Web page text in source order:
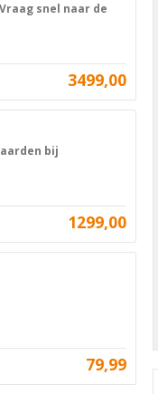
snel naar de
3499,00
bij
1299,00
79,99